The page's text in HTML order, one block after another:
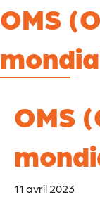
OMS
OMS
11 avril 2023